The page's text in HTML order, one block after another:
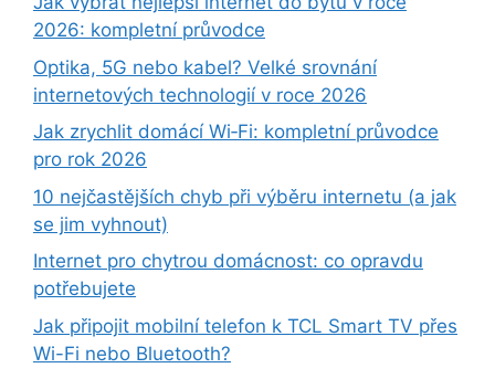
2026: kompletní průvodce
Optika, 5G nebo kabel? Velké srovnání
internetových technologií v roce 2026
Jak zrychlit domácí Wi‑Fi: kompletní průvodce
pro rok 2026
10 nejčastějších chyb při výběru internetu (a jak
se jim vyhnout)
Internet pro chytrou domácnost: co opravdu
potřebujete
Jak připojit mobilní telefon k TCL Smart TV přes
Wi-Fi nebo Bluetooth?